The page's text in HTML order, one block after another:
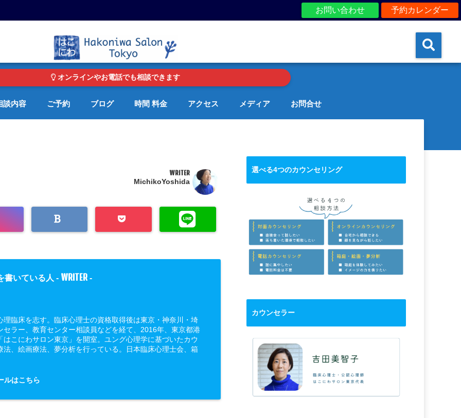
予約カレンダー
お問い合わせ
オンラインやお電話でも相談できます
談内容 ご予約 ブログ 時間 料金 アクセス メディア お問合せ
WRITER
MichikoYoshida
書いている人 - WRITER -
理臨床を志す。臨床心理士の資格取得後は東京・神奈川・埼
セラー、教育センター相談員などを経て、2016年、東京都港
はこにわサロン東京」を開室。ユング心理学に基づいたカウ
法、絵画療法、夢分析を行っている。日本臨床心理士会、箱
ルはこちら
選べる4つのカウンセリング
カウンセラー